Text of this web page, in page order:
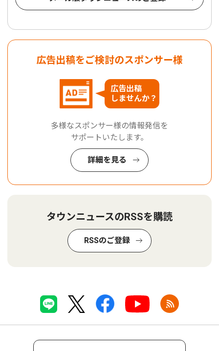
広告出稿をご検討のスポンサー様
広告出稿
しませんか？
多様なスポンサー様の情報発信を
サポートいたします。
詳細を見る
タウンニュースのRSSを購読
RSSのご登録